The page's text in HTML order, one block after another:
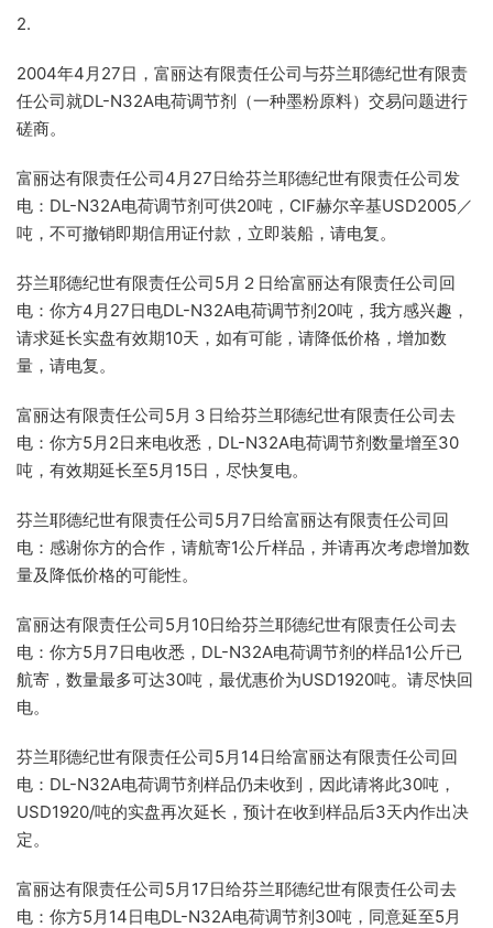
2.
2004年4月27日，富丽达有限责任公司与芬兰耶德纪世有限责
任公司就DL-N32A电荷调节剂（一种墨粉原料）交易问题进行
磋商。
富丽达有限责任公司4月27日给芬兰耶德纪世有限责任公司发
电：DL-N32A电荷调节剂可供20吨，CIF赫尔辛基USD2005／
吨，不可撤销即期信用证付款，立即装船，请电复。
芬兰耶德纪世有限责任公司5月２日给富丽达有限责任公司回
电：你方4月27日电DL-N32A电荷调节剂20吨，我方感兴趣，
请求延长实盘有效期10天，如有可能，请降低价格，增加数
量，请电复。
富丽达有限责任公司5月３日给芬兰耶德纪世有限责任公司去
电：你方5月2日来电收悉，DL-N32A电荷调节剂数量增至30
吨，有效期延长至5月15日，尽快复电。
芬兰耶德纪世有限责任公司5月7日给富丽达有限责任公司回
电：感谢你方的合作，请航寄1公斤样品，并请再次考虑增加数
量及降低价格的可能性。
富丽达有限责任公司5月10日给芬兰耶德纪世有限责任公司去
电：你方5月7日电收悉，DL-N32A电荷调节剂的样品1公斤已
航寄，数量最多可达30吨，最优惠价为USD1920吨。请尽快回
电。
芬兰耶德纪世有限责任公司5月14日给富丽达有限责任公司回
电：DL-N32A电荷调节剂样品仍未收到，因此请将此30吨，
USD1920/吨的实盘再次延长，预计在收到样品后3天内作出决
定。
富丽达有限责任公司5月17日给芬兰耶德纪世有限责任公司去
电：你方5月14日电DL-N32A电荷调节剂30吨，同意延至5月